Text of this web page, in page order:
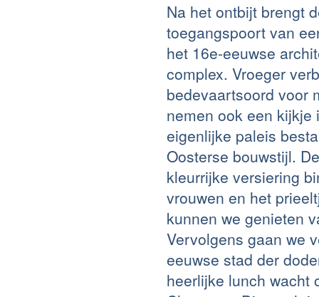
Na het ontbijt brengt
toegangspoort van
het 16e-eeuwse
complex. Vroeger
bedevaartsoord voor
nemen ook een
eigenlijke paleis
Oosterse bouwstijl.
kleurrijke versiering
vrouwen en het
kunnen we genieten
Vervolgens gaan we
eeuwse stad der
heerlijke lunch wacht